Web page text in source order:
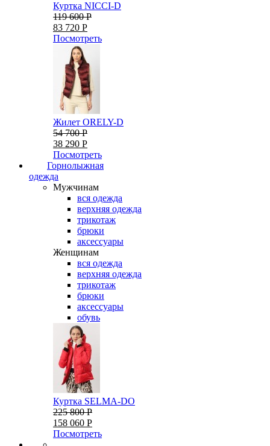
Куртка NICCI-D
119 600 Р
83 720 Р
Посмотреть
Жилет ORELY-D
54 700 Р
38 290 Р
Посмотреть
Горнолыжная
одежда
Мужчинам
вся одежда
верхняя одежда
трикотаж
брюки
аксессуары
Женщинам
вся одежда
верхняя одежда
трикотаж
брюки
аксессуары
обувь
Куртка SELMA-DO
225 800 Р
158 060 Р
Посмотреть